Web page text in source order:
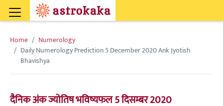
Home
Numerology
Daily Numerology Prediction 5 December 2020 Ank Jyotish
Bhavishya
दैनिक अंक ज्योतिष भविष्यफल 5 दिसम्बर 2020